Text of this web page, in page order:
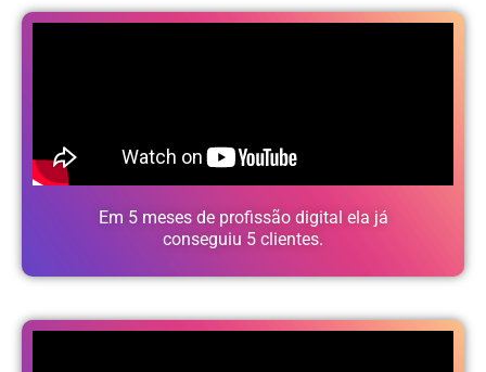
Em 5 meses de profissão digital ela já
conseguiu 5 clientes.